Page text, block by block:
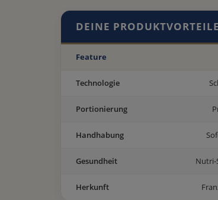
DEINE
Feature
Technologie
Portionierung
Handhabung
Gesundheit Nutri-
Herkunft